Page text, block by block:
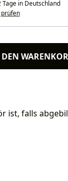
in Deutschland
ist, falls